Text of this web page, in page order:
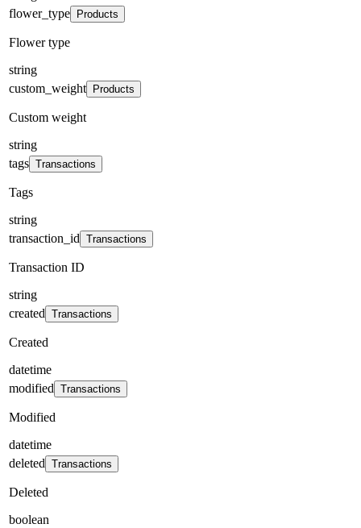
flower_type
Products
Flower type
string
custom_weight
Products
Custom weight
string
tags Transactions
Tags
string
transaction_id Transactions
Transaction ID
string
created Transactions
Created
datetime
modified Transactions
Modified
datetime
deleted Transactions
Deleted
boolean